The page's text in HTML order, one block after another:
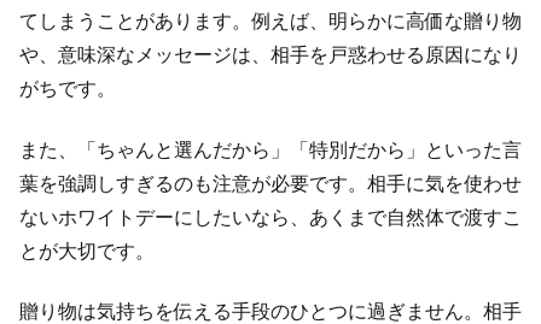
てしまうことがあります。例えば、明らかに高価な贈り物
や、意味深なメッセージは、相手を戸惑わせる原因になり
がちです。
また、「ちゃんと選んだから」「特別だから」といった言
葉を強調しすぎるのも注意が必要です。相手に気を使わせ
ないホワイトデーにしたいなら、あくまで自然体で渡すこ
とが大切です。
贈り物は気持ちを伝える手段のひとつに過ぎません。相手